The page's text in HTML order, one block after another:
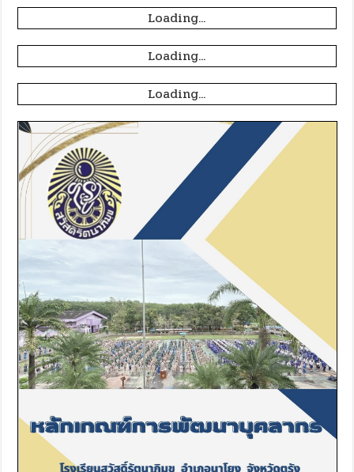
Loading...
Loading...
Loading...